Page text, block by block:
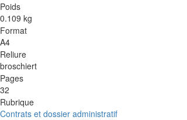
Poids
0.109 kg
Format
A4
Reliure
broschiert
Pages
32
Rubrique
Contrats et dossier administratif